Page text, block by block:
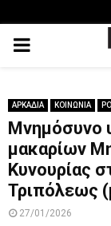
PRIMARY
ΑΡΚΑΔΙΑ ΚΟΙΝΩΝΙΑ
Μνημόσυνο
μακαρίων
Κυνουρίας
Τριπόλεως
27/01/2026